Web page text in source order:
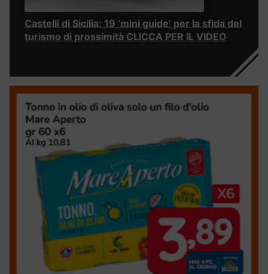
Castelli di Sicilia: 19 ‘mini guide’ per la sfida del
turismo di prossimità CLICCA PER IL VIDEO